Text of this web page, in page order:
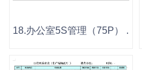
18.办公室5S管理（75P） .ppt